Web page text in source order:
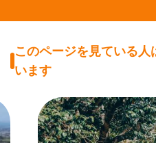
このページを見ている人
います